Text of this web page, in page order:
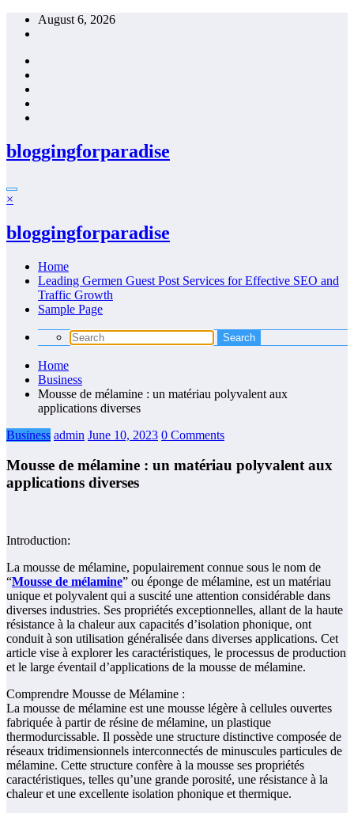
Skip
August 6, 2026
bloggingforparadise
×
bloggingforparadise
Home
Leading Germen Guest Post Services for Effective SEO and
Traffic Growth
Sample Page
Home
Business
Mousse de mélamine : un matériau polyvalent aux
applications diverses
Business admin June 10, 2023 0 Comments
Mousse de mélamine : un matériau polyvalent aux
applications diverses
Introduction:
La mousse de mélamine, populairement connue sous le nom de
“Mousse de mélamine” ou éponge de mélamine, est un matériau
unique et polyvalent qui a suscité une attention considérable dans
diverses industries. Ses propriétés exceptionnelles, allant de la haute
résistance à la chaleur aux capacités d’isolation phonique, ont
conduit à son utilisation généralisée dans diverses applications. Cet
article vise à explorer les caractéristiques, le processus de production
et le large éventail d’applications de la mousse de mélamine.
Comprendre Mousse de Mélamine :
La mousse de mélamine est une mousse légère à cellules ouvertes
fabriquée à partir de résine de mélamine, un plastique
thermodurcissable. Il possède une structure distinctive composée de
réseaux tridimensionnels interconnectés de minuscules particules de
mélamine. Cette structure confère à la mousse ses propriétés
caractéristiques, telles qu’une grande porosité, une résistance à la
chaleur et une excellente isolation phonique et thermique.